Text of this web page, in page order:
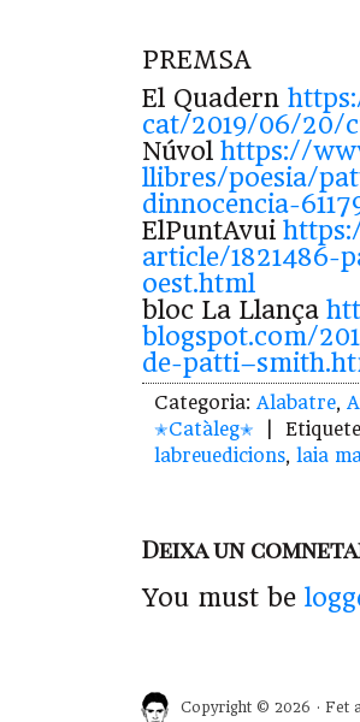
PREMSA
El Quadern
cat/2019/06/20/
Núvol https://
llibres/poesia/
dinnocencia-
ElPuntAvui
article/1821486-
oest.html
bloc La Llança
blogspot.com/
de-patti–
Categoria: Alabatre,
✭Catàleg✭ |
labreuedicions, laia
Deixa un
You must be
Copyright © 2026 · Fet